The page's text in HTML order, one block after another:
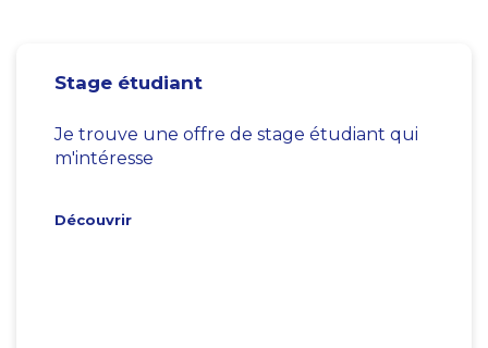
Stage étudiant
Je trouve une offre de stage étudiant qui
m'intéresse
Découvrir